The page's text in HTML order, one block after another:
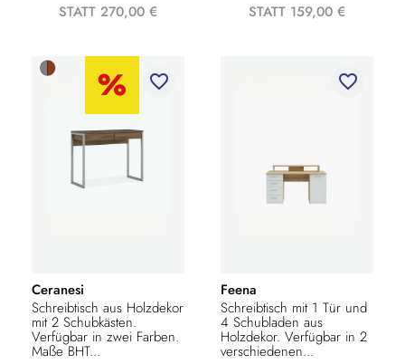
STATT 270,00 € STATT 159,00 €
favorite_border
Ceranesi
Schreibtisch aus Holzdekor
mit 2 Schubkästen.
Verfügbar in zwei Farben.
Maße BHT...
favorite_border
Feena
Schreibtisch mit 1 Tür und
4 Schubladen aus
Holzdekor. Verfügbar in 2
verschiedenen...